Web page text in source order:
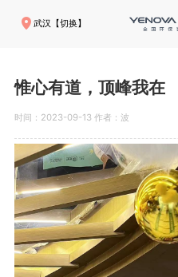
武汉【切换】
惟心有道，顶峰我在
时间：2023-09-13 作者：波